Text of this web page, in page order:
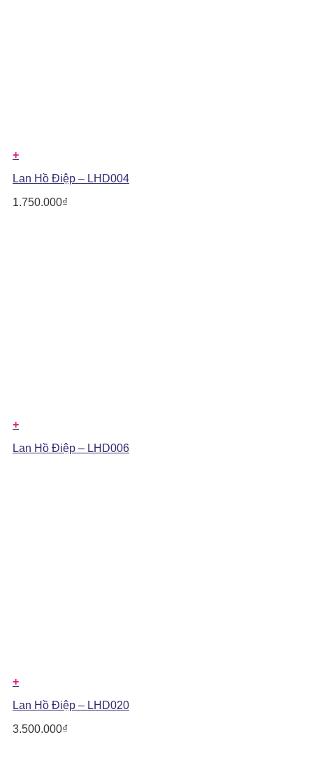
+
Lan Hồ Điệp – LHD004
1.750.000₫
+
Lan Hồ Điệp – LHD006
+
Lan Hồ Điệp – LHD020
3.500.000₫